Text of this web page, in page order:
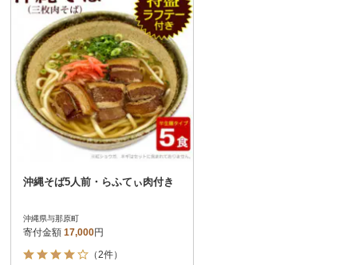
沖縄そば5人前・らふてぃ肉付き
沖縄県与那原町
寄付金額 17,000円
（2件）